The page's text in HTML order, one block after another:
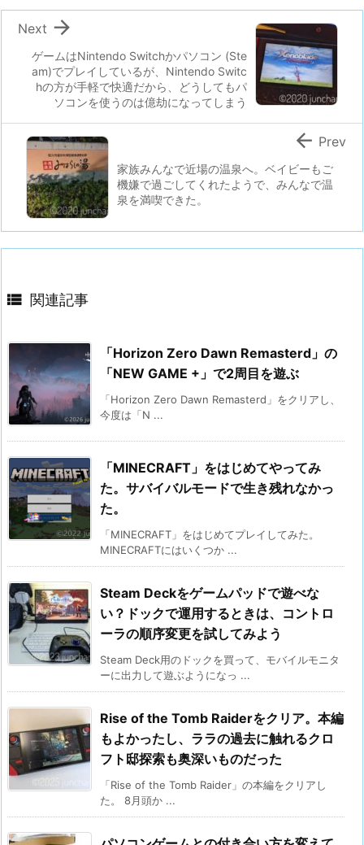
ゲームはNintendo Switchかパソコン (Ste
am)でプレイしているが、Nintendo Switc
hの方が手軽で快適だから、どうしてもパ
ソコンを使うのは億劫になってしまう

Next
家族みんなで近場の温泉へ。ベイビーもご
機嫌で過ごしてくれたようで、みんなで温
泉を満喫できた。
 Prev
 関連記事
「Horizon Zero Dawn Remasterd」の
「NEW GAME +」で2周目を遊ぶ
「Horizon Zero Dawn Remasterd」をクリアし、
今度は「N ...
「MINECRAFT」をはじめてやってみ
た。サバイバルモードで生き残れなかっ
た。
「MINECRAFT」をはじめてプレイしてみた。
MINECRAFTにはいくつか ...
Steam Deckをゲームパッドで遊べな
い？ドックで運用するときは、コントロ
ーラの順序変更を試してみよう
Steam Deck用のドックを買って、モバイルモニタ
ーに出力して遊ぶようになっ ...
Rise of the Tomb Raiderをクリア。本編
もよかったし、ララの過去に触れるクロ
フト邸探索も奥深いものだった
「Rise of the Tomb Raider」の本編をクリアし
た。 8月頭か ...